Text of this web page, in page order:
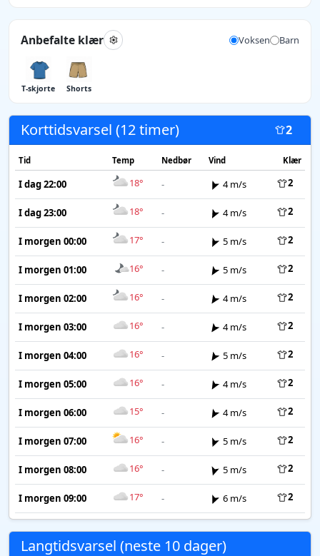
Anbefalte klær Voksen Barn
T-skjorte Shorts
Korttidsvarsel (12 timer) 2
Tid Temp Nedbør Vind Klær
I dag 22:00 18° - 4 m/s 2
I dag 23:00 18° - 4 m/s 2
I morgen 00:00 17° - 5 m/s 2
I morgen 01:00 16° - 5 m/s 2
I morgen 02:00 16° - 4 m/s 2
I morgen 03:00 16° - 4 m/s 2
I morgen 04:00 16° - 5 m/s 2
I morgen 05:00 16° - 4 m/s 2
I morgen 06:00 15° - 4 m/s 2
I morgen 07:00 16° - 5 m/s 2
I morgen 08:00 16° - 5 m/s 2
I morgen 09:00 17° - 6 m/s 2
Langtidsvarsel (neste 10 dager)